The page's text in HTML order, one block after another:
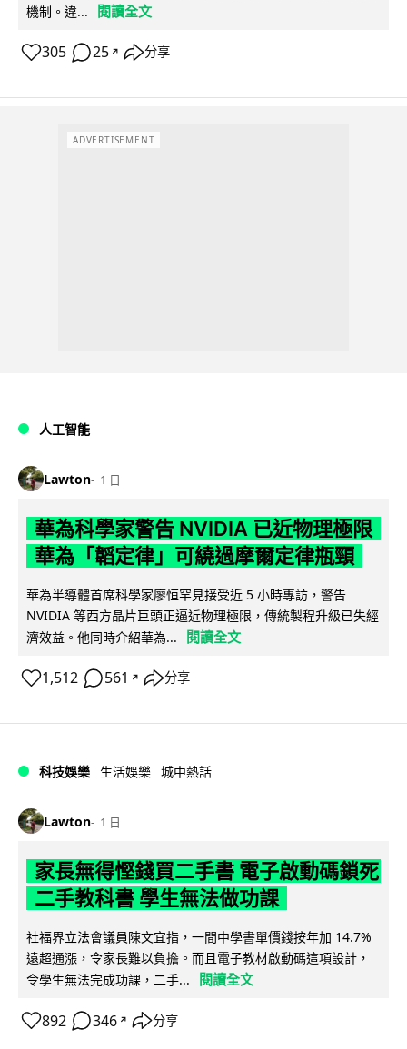
機制。違...
閱讀全文
305 25 ↗ 分享
ADVERTISEMENT
人工智能
Lawton 1 日
華為科學家警告 NVIDIA 已近物理極限
華為「韜定律」可繞過摩爾定律瓶頸
華為半導體首席科學家廖恒罕見接受近 5 小時專訪，警告
NVIDIA 等西方晶片巨頭正逼近物理極限，傳統製程升級已失經
濟效益。他同時介紹華為...
閱讀全文
1,512 561 ↗ 分享
科技娛樂 生活娛樂 城中熱話
Lawton 1 日
家長無得慳錢買二手書 電子啟動碼鎖死
二手教科書 學生無法做功課
社福界立法會議員陳文宜指，一間中學書單價錢按年加 14.7%
遠超通漲，令家長難以負擔。而且電子教材啟動碼這項設計，
令學生無法完成功課，二手...
閱讀全文
892 346 ↗ 分享